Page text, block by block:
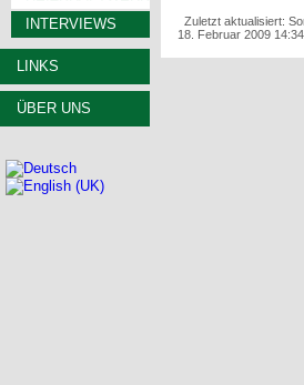
INTERVIEWS
LINKS
ÜBER UNS
Zuletzt aktualisiert:
18. Februar 2009 14:34